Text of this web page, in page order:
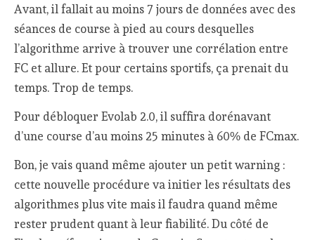
Avant, il fallait au moins 7 jours de données avec des
séances de course à pied au cours desquelles
l’algorithme arrive à trouver une corrélation entre
FC et allure. Et pour certains sportifs, ça prenait du
temps. Trop de temps.
Pour débloquer Evolab 2.0, il suffira dorénavant
d’une course d’au moins 25 minutes à 60% de FCmax.
Bon, je vais quand même ajouter un petit warning :
cette nouvelle procédure va initier les résultats des
algorithmes plus vite mais il faudra quand même
rester prudent quant à leur fiabilité. Du côté de